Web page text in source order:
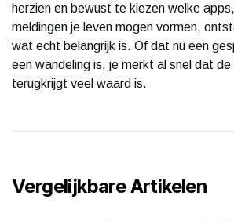
herzien en bewust te kiezen welke
meldingen je leven mogen vormen,
wat echt belangrijk is. Of dat nu een
een wandeling is, je merkt al snel dat
terugkrijgt veel waard is.
Vergelijkbare Artikelen